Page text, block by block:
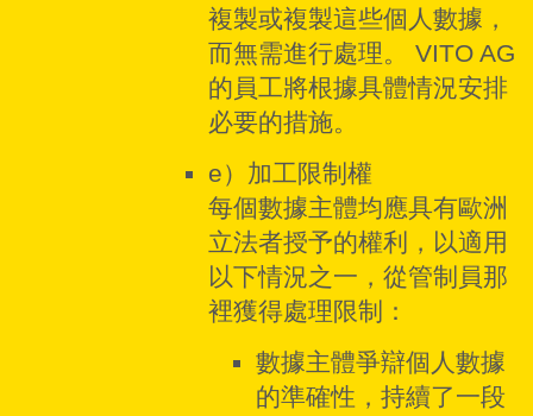
複製或複製這些個人數據，
而無需進行處理。 VITO AG
的員工將根據具體情況安排
必要的措施。
e）加工限制權
每個數據主體均應具有歐洲
立法者授予的權利，以適用
以下情況之一，從管制員那
裡獲得處理限制：
數據主體爭辯個人數據
的準確性，持續了一段